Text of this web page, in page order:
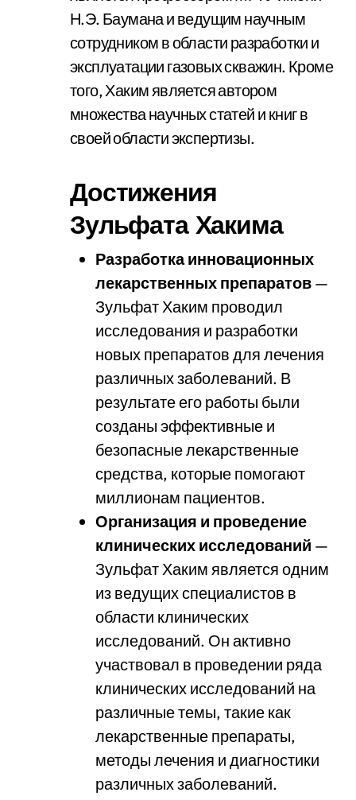
Н.Э. Баумана и ведущим научным
сотрудником в области разработки и
эксплуатации газовых скважин. Кроме
того, Хаким является автором
множества научных статей и книг в
своей области экспертизы.
Достижения
Зульфата Хакима
Разработка инновационных
лекарственных препаратов —
Зульфат Хаким проводил
исследования и разработки
новых препаратов для лечения
различных заболеваний. В
результате его работы были
созданы эффективные и
безопасные лекарственные
средства, которые помогают
миллионам пациентов.
Организация и проведение
клинических исследований —
Зульфат Хаким является одним
из ведущих специалистов в
области клинических
исследований. Он активно
участвовал в проведении ряда
клинических исследований на
различные темы, такие как
лекарственные препараты,
методы лечения и диагностики
различных заболеваний.